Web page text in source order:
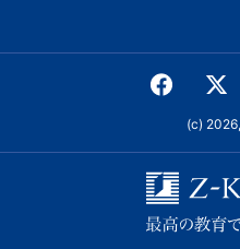
(c)